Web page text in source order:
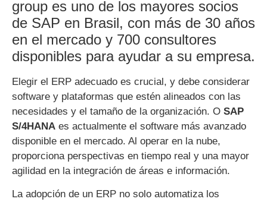
group es uno de los mayores socios
de SAP en Brasil, con más de 30 años
en el mercado y 700 consultores
disponibles para ayudar a su empresa.
Elegir el ERP adecuado es crucial, y debe considerar
software y plataformas que estén alineados con las
necesidades y el tamaño de la organización. O SAP
S/4HANA es actualmente el software más avanzado
disponible en el mercado. Al operar en la nube,
proporciona perspectivas en tiempo real y una mayor
agilidad en la integración de áreas e información.
La adopción de un ERP no solo automatiza los